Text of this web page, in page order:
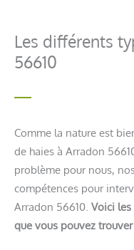
Les différents
56610
Comme la nature est
de haies à Arradon
problème pour nous,
compétences pour
Arradon 56610. Voici
que vous pouvez trouver